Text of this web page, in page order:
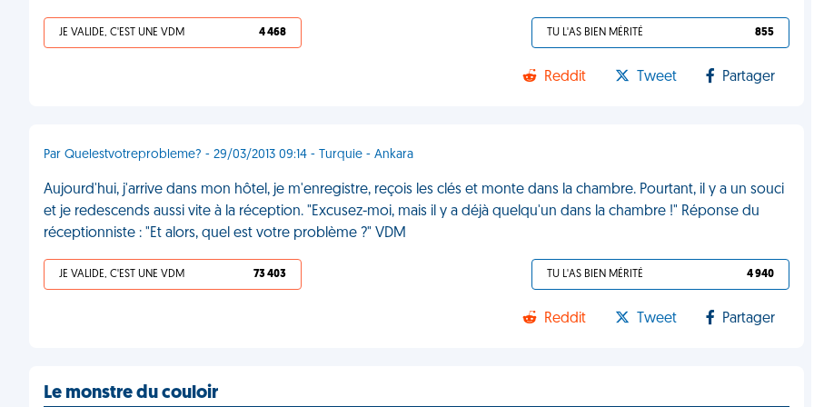
JE VALIDE, C'EST UNE VDM 4 468 TU L'AS BIEN MÉRITÉ 855
Reddit Tweet Partager
Par Quelestvotreprobleme? - 29/03/2013 09:14 - Turquie - Ankara
Aujourd'hui, j'arrive dans mon hôtel, je m'enregistre, reçois les clés et monte dans la chambre. Pourtant, il y a un souci
et je redescends aussi vite à la réception. "Excusez-moi, mais il y a déjà quelqu'un dans la chambre !" Réponse du
réceptionniste : "Et alors, quel est votre problème ?" VDM
JE VALIDE, C'EST UNE VDM 73 403 TU L'AS BIEN MÉRITÉ 4 940
Reddit Tweet Partager
Le monstre du couloir